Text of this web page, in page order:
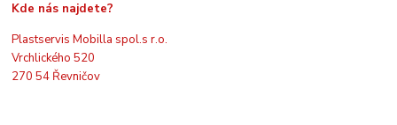
Kde nás najdete?
Plastservis Mobilla spol.s r.o.
Vrchlického 520
270 54 Řevničov